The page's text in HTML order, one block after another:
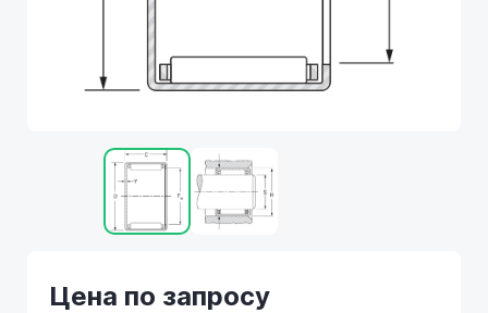
Цена по запросу